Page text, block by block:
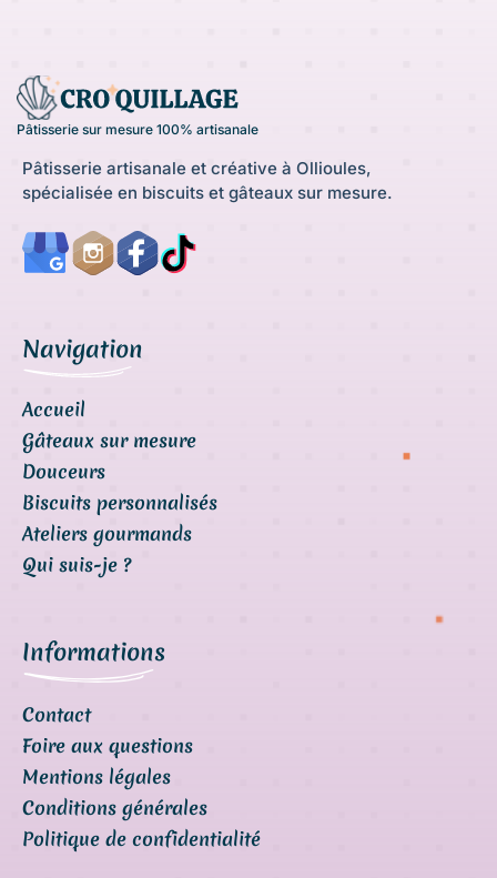
Pâtisserie sur mesure 100% artisanale
Pâtisserie artisanale et créative à Ollioules,
spécialisée en biscuits et gâteaux sur mesure.
Navigation
Accueil
Gâteaux sur mesure
Douceurs
Biscuits personnalisés
Ateliers gourmands
Qui suis-je ?
Informations
Contact
Foire aux questions
Mentions légales
Conditions générales
Politique de confidentialité